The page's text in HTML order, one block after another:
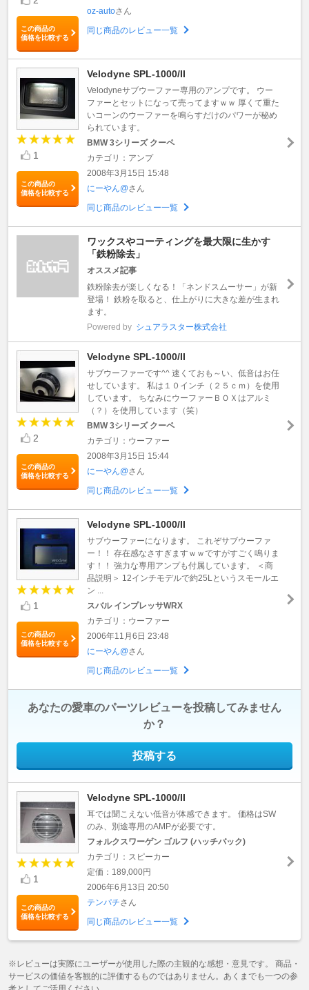
この商品の
価格を比較する
oz-autoさん
同じ商品のレビュー一覧
1
この商品の
価格を比較する
Velodyne SPL-1000/II
Velodyneサブウーファー専用のアンプです。 ウー
ファーとセットになって売ってますｗｗ 厚くて重た
いコーンのウーファーを鳴らすだけのパワーが秘め
られています。
BMW 3シリーズ クーペ
カテゴリ：アンプ
2008年3月15日 15:48
にーやん@さん
同じ商品のレビュー一覧
ワックスやコーティングを最大限に生かす
「鉄粉除去」
オススメ記事
鉄粉除去が楽しくなる！「ネンドスムーサー」が新
登場！ 鉄粉を取ると、仕上がりに大きな差が生まれ
ます。
Powered by シュアラスター株式会社
2
この商品の
価格を比較する
Velodyne SPL-1000/II
サブウーファーです^^ 速くておも～い、低音はお任
せしています。 私は１０インチ（２５ｃｍ）を使用
しています。 ちなみにウーファーＢＯＸはアルミ
（？）を使用しています（笑）
BMW 3シリーズ クーペ
カテゴリ：ウーファー
2008年3月15日 15:44
にーやん@さん
同じ商品のレビュー一覧
1
この商品の
価格を比較する
Velodyne SPL-1000/II
サブウーファーになります。 これぞサブウーファ
ー！！ 存在感なさすぎますｗｗですがすごく鳴りま
す！！ 強力な専用アンプも付属しています。 ＜商
品説明＞ 12インチモデルで約25Lというスモールエ
ン ...
スバル インプレッサWRX
カテゴリ：ウーファー
2006年11月6日 23:48
にーやん@さん
同じ商品のレビュー一覧
あなたの愛車のパーツレビューを投稿してみません
か？
投稿する
1
この商品の
価格を比較する
Velodyne SPL-1000/II
耳では聞こえない低音が体感できます。 価格はSW
のみ、別途専用のAMPが必要です。
フォルクスワーゲン ゴルフ (ハッチバック)
カテゴリ：スピーカー
定価：189,000円
2006年6月13日 20:50
テンパチさん
同じ商品のレビュー一覧
※レビューは実際にユーザーが使用した際の主観的な感想・意見です。 商品・
サービスの価値を客観的に評価するものではありません。あくまでも一つの参